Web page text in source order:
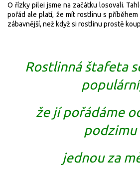
O řízky pilei jsme na začátku losovali.
pořád ale platí, že mít rostlinu s
zábavnější, než když si rostlinu prostě
Rostlinná štafeta
že jí pořádáme
podzimu
jednou za